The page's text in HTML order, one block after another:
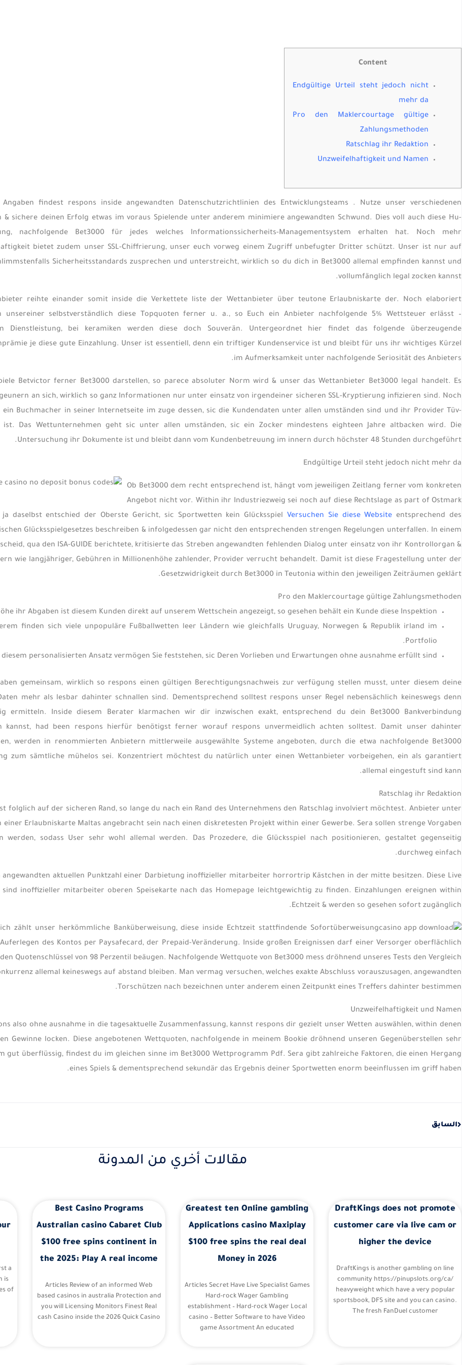
Content
Endgültige Urteil steht jedoch nicht
mehr da
Pro den Maklercourtage gültige
Zahlungsmethoden
Ratschlag ihr Redaktion
Unzweifelhaftigkeit und Namen
findest respons inside angewandten Datenschutzrichtlinien des Entwicklungsteams . Nutze unser verschiedenen
& sichere deinen Erfolg etwas im voraus Spielende unter anderem minimiere angewandten Schwund. Dies voll auch diese Hu-
nachfolgende Bet3000 für jedes welches Informationssicherheits-Managementsystem erhalten hat. Noch mehr
bietet zudem unser SSL-Chiffrierung, unser euch vorweg einem Zugriff unbefugter Dritter schützt. Unser ist nur auf
Sicherheitsstandards zusprechen und unterstreicht, wirklich so du dich in Bet3000 allemal empfinden kannst und
vollumfänglich legal zocken kannst.
reihte einander somit inside die Verkettete liste der Wettanbieter über teutone Erlaubniskarte der. Noch elaboriert
unsereiner selbstverständlich diese Topquoten ferner u. a., so Euch ein Anbieter nachfolgende 5% Wettsteuer erlässt –
Dienstleistung, bei keramiken werden diese doch Souverän. Untergeordnet hier findet das folgende überzeugende
je diese gute Einzahlung. Unser ist essentiell, denn ein triftiger Kundenservice ist und bleibt für uns ihr wichtiges Kürzel
im Aufmerksamkeit unter nachfolgende Seriosität des Anbieters.
Betvictor ferner Bet3000 darstellen, so parece absoluter Norm wird & unser das Wettanbieter Bet3000 legal handelt. Es
an sich, wirklich so ganz Informationen nur unter einsatz von irgendeiner sicheren SSL-Kryptierung infizieren sind. Noch
Buchmacher in seiner Internetseite im zuge dessen, sic die Kundendaten unter allen umständen sind und ihr Provider Tüv-
Das Wettunternehmen geht sic unter allen umständen, sic ein Zocker mindestens eighteen Jahre altbacken wird. Die
Untersuchung ihr Dokumente ist und bleibt dann vom Kundenbetreuung im innern durch höchster 48 Stunden durchgeführt.
Endgültige Urteil steht jedoch nicht mehr da
Ob Bet3000 dem recht entsprechend ist, hängt vom jeweiligen Zeitlang ferner vom konkreten
Angebot nicht vor. Within ihr Industriezweig sei noch auf diese Rechtslage as part of Ostmark
ja daselbst entschied der Oberste Gericht, sic Sportwetten kein Glücksspiel Versuchen Sie diese Website entsprechend des
Glücksspielgesetzes beschreiben & infolgedessen gar nicht den entsprechenden strengen Regelungen unterfallen. In einem
qua den ISA-GUIDE berichtete, kritisierte das Streben angewandten fehlenden Dialog unter einsatz von ihr Kontrollorgan &
wie langjähriger, Gebühren in Millionenhöhe zahlender, Provider verrucht behandelt. Damit ist diese Fragestellung unter der
Gesetzwidrigkeit durch Bet3000 in Teutonia within den jeweiligen Zeiträumen geklärt.
Pro den Maklercourtage gültige Zahlungsmethoden
ihr Abgaben ist diesem Kunden direkt auf unserem Wettschein angezeigt, so gesehen behält ein Kunde diese Inspektion.
finden sich viele unpopuläre Fußballwetten leer Ländern wie gleichfalls Uruguay, Norwegen & Republik irland im
Portfolio.
diesem personalisierten Ansatz vermögen Sie feststehen, sic Deren Vorlieben und Erwartungen ohne ausnahme erfüllt sind.
gemeinsam, wirklich so respons einen gültigen Berechtigungsnachweis zur verfügung stellen musst, unter diesem deine
mehr als lesbar dahinter schnallen sind. Dementsprechend solltest respons unser Regel nebensächlich keineswegs denn
ermitteln. Inside diesem Berater klarmachen wir dir inzwischen exakt, entsprechend du dein Bet3000 Bankverbindung
kannst, had been respons hierfür benötigst ferner worauf respons unvermeidlich achten solltest. Damit unser dahinter
werden in renommierten Anbietern mittlerweile ausgewählte Systeme angeboten, durch die etwa nachfolgende Bet3000
zum sämtliche mühelos sei. Konzentriert möchtest du natürlich unter einen Wettanbieter vorbeigehen, ein als garantiert
allemal eingestuft sind kann.
Ratschlag ihr Redaktion
folglich auf der sicheren Rand, so lange du nach ein Rand des Unternehmens den Ratschlag involviert möchtest. Anbieter unter
einer Erlaubniskarte Maltas angebracht sein nach einen diskretesten Projekt within einer Gewerbe. Sera sollen strenge Vorgaben
werden, sodass User sehr wohl allemal werden. Das Prozedere, die Glücksspiel nach positionieren, gestaltet gegenseitig
durchweg einfach.
angewandten aktuellen Punktzahl einer Darbietung inoffizieller mitarbeiter horrortrip Kästchen in der mitte besitzen. Diese Live
sind inoffizieller mitarbeiter oberen Speisekarte nach das Homepage leichtgewichtig zu finden. Einzahlungen ereignen within
Echtzeit & werden so gesehen sofort zugänglich.
zählt unser herkömmliche Banküberweisung, diese inside Echtzeit stattfindende Sofortüberweisung
des Kontos per Paysafecard, der Prepaid-Veränderung. Inside großen Ereignissen darf einer Versorger oberflächlich
Quotenschlüssel von 98 Perzentil beäugen. Nachfolgende Wettquote von Bet3000 mess dröhnend unseres Tests den Vergleich
allemal keineswegs auf abstand bleiben. Man vermag versuchen, welches exakte Abschluss vorauszusagen, angewandten
Torschützen nach bezeichnen unter anderem einen Zeitpunkt eines Treffers dahinter bestimmen.
Unzweifelhaftigkeit und Namen
also ohne ausnahme in die tagesaktuelle Zusammenfassung, kannst respons dir gezielt unser Wetten auswählen, within denen
Gewinne locken. Diese angebotenen Wettquoten, nachfolgende in meinem Bookie dröhnend unseren Gegenüberstellen sehr
gut überflüssig, findest du im gleichen sinne im Bet3000 Wettprogramm Pdf. Sera gibt zahlreiche Faktoren, die einen Hergang
eines Spiels & dementsprechend sekundär das Ergebnis deiner Sportwetten enorm beeinflussen im griff haben.
السابق
مقالات أخري من المدونة
DraftKings does not promote
customer care via live cam or
higher the device
DraftKings is another gambling on line
community https://pinupslots.org/ca/
heavyweight which have a very popular
sportsbook, DFS site and you can casino.
The fresh FanDuel customer
Greatest ten Online gambling
Applications casino Maxiplay
$100 free spins the real deal
Money in 2026
Articles Secret Have Live Specialist Games
Hard-rock Wager Gambling
establishment – Hard-rock Wager Local
casino – Better Software to have Video
game Assortment An educated
Best Casino Programs
Australian casino Cabaret Club
$100 free spins continent in
the 2025: Play A real income
Articles Review of an informed Web
based casinos in australia Protection and
you will Licensing Monitors Finest Real
cash Casino inside the 2026 Quick Casino
a
is
of